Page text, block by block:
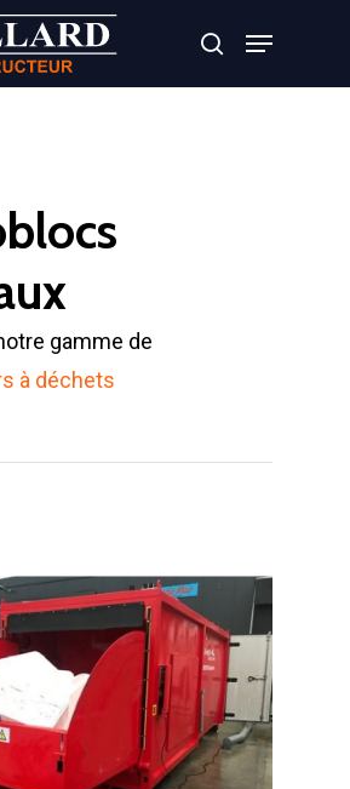
Entrer ou ESC pour fermer
gamme de
à déchets